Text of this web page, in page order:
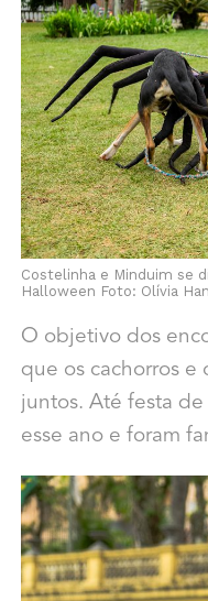
Costelinha e Minduim se
Halloween Foto: Olívia
O objetivo dos
que os cachorros e
juntos. Até festa
esse ano e foram